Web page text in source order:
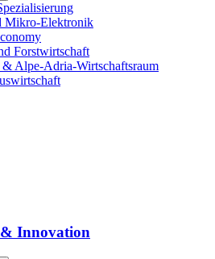
Mikro-Elektronik
Forstwirtschaft
Alpe-Adria-Wirtschaftsraum
Innovation